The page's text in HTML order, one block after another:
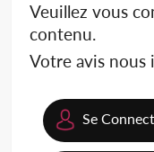
Veuillez vous
contenu.
Votre avis nous
Se